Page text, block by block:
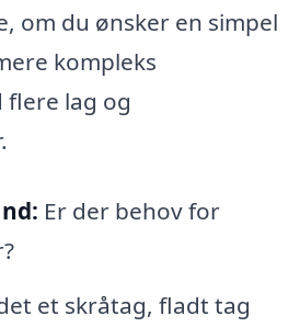
om du ønsker en simpel
kompleks
flere lag og
Er der behov for
et skråtag, fladt tag